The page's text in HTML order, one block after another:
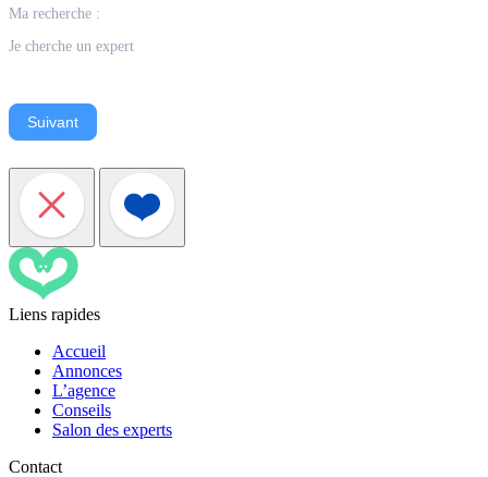
Ma recherche :
Je cherche un expert
Suivant
Liens rapides
Accueil
Annonces
L’agence
Conseils
Salon des experts
Contact